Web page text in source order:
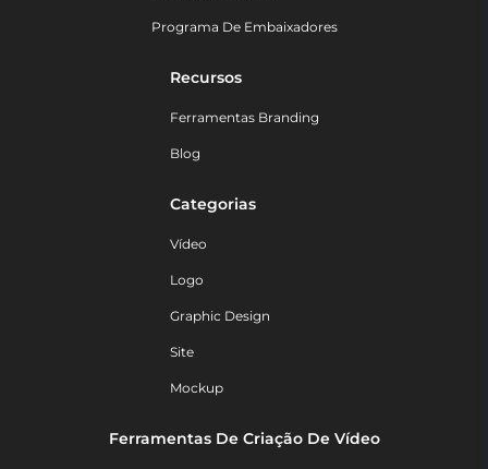
Programa De Embaixadores
Recursos
Ferramentas Branding
Blog
Categorias
Vídeo
Logo
Graphic Design
Site
Mockup
Ferramentas De Criação De Vídeo